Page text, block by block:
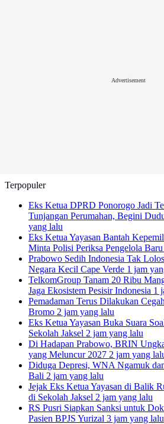
Advertisement
Terpopuler
Eks Ketua DPRD Ponorogo Jadi
Tunjangan Perumahan, Begini
yang lalu
Eks Ketua Yayasan Bantah
Minta Polisi Periksa Pengelola
Prabowo Sedih Indonesia Tak
Negara Kecil Cape Verde 1 jam
TelkomGroup Tanam 20 Ribu
Jaga Ekosistem Pesisir Indonesia 1
Pemadaman Terus Dilakukan
Bromo 2 jam yang lalu
Eks Ketua Yayasan Buka Suara
Sekolah Jaksel 2 jam yang lalu
Di Hadapan Prabowo, BRIN
yang Meluncur 2027 2 jam yang
Diduga Depresi, WNA Ngamuk
Bali 2 jam yang lalu
Jejak Eks Ketua Yayasan di Balik
di Sekolah Jaksel 2 jam yang lalu
RS Pusri Siapkan Sanksi untuk
Pasien BPJS Yurizal 3 jam yang lalu